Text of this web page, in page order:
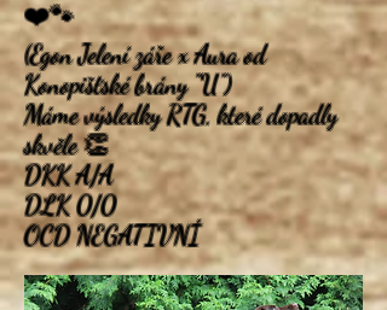
❤️🐾
(Egon Jelení záře x Aura od
Konopišťské brány "U")
Máme výsledky RTG, které dopadly
skvěle 👏
DKK A/A
DLK 0/0
OCD NEGATIVNÍ